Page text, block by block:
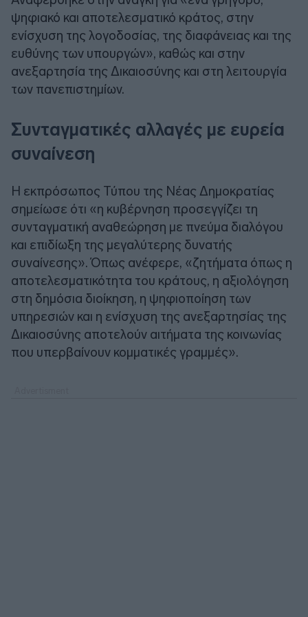
ψηφιακό και αποτελεσματικό κράτος, στην
ενίσχυση της λογοδοσίας, της διαφάνειας και της
ευθύνης των υπουργών», καθώς και στην
ανεξαρτησία της Δικαιοσύνης και στη λειτουργία
των πανεπιστημίων.
Συνταγματικές αλλαγές με ευρεία
συναίνεση
Η εκπρόσωπος Τύπου της Νέας Δημοκρατίας
σημείωσε ότι «η κυβέρνηση προσεγγίζει τη
συνταγματική αναθεώρηση με πνεύμα διαλόγου
και επιδίωξη της μεγαλύτερης δυνατής
συναίνεσης». Όπως ανέφερε, «ζητήματα όπως η
αποτελεσματικότητα του κράτους, η αξιολόγηση
στη δημόσια διοίκηση, η ψηφιοποίηση των
υπηρεσιών και η ενίσχυση της ανεξαρτησίας της
Δικαιοσύνης αποτελούν αιτήματα της κοινωνίας
που υπερβαίνουν κομματικές γραμμές».